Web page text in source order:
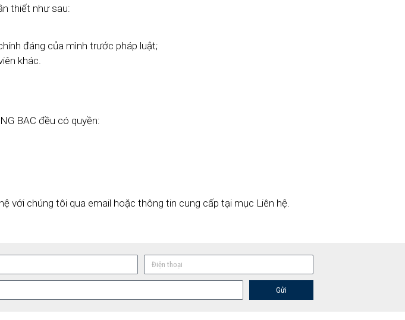
thiết như sau:
đáng của mình trước pháp luật;
khác.
BAC đều có quyền:
với chúng tôi qua email hoặc thông tin cung cấp tại mục Liên hệ.
Gửi